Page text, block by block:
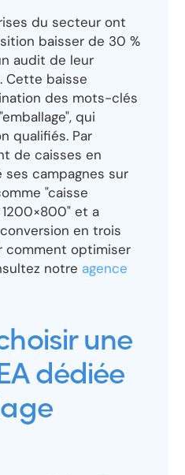
du secteur ont
baisser de 30 %
audit de leur
Cette baisse
des mots-clés
qui
qualifiés. Par
de caisses en
campagnes sur
"caisse
et a
en trois
comment optimiser
notre agence
une
dédiée